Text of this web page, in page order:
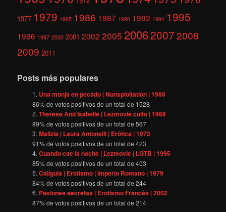
1977 1979 1985 1986 1987 1990 1992 1994 1995
1996 1997 2000 2001 2002 2005 200620072008
2009 2011
Posts más populares
Una monja en pecado | Nunsploitation | 1986
86% de votos positivos de un total de 1528
Therese And Isabelle | Lezmovie culto | 1968
89% de votos positivos de un total de567
Malizia | Laura Antonelli | Erótica | 1973
91% de votos positivos de un total de423
Cuando cae la noche | Lezmovie | LGTB | 1995
85% de votos positivos de un total de403
Calígula | Erotismo | Imperio Romano | 1979
84% de votos positivos de un total de244
Pasiones secretas | Erotismo Francés | 2002
87% de votos positivos de un total de214